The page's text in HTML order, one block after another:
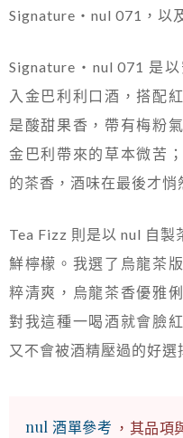
Signature・nul 071，以
Signature・nul 071 是
入金巴利利口酒，搭配
是酸甜果香，帶有梅粉
金巴利帶來的草本微苦
的茶香，酒味在最後才悄
Tea Fizz 則是以 nul 自
鮮檸檬。我選了烏龍茶
粹清爽，烏龍茶香優雅
對我這種一喝酒就會臉
又不會被酒精壓過的好選
nul 酒單參考 ，其品項